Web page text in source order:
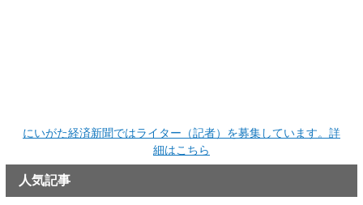
にいがた経済新聞ではライター（記者）を募集しています。詳
細はこちら
人気記事